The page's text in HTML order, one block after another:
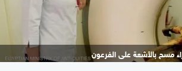
مسح بالأشعة على الفرعون